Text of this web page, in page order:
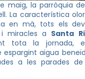
maig, la parròquia
La característica
en mà, tots els
miracles a Santa
tota la jornada,
aigua
a les parades